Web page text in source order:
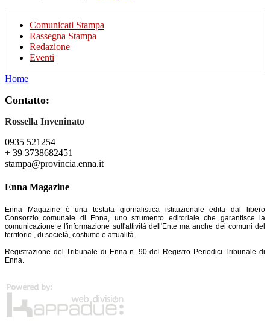
Comunicati Stampa
Rassegna Stampa
Redazione
Eventi
Home
Contatto:
Rossella Inveninato
0935 521254
+ 39 3738682451
stampa@provincia.enna.it
Enna Magazine
Enna Magazine è una testata giornalistica istituzionale edita dal libero
Consorzio comunale di Enna, uno strumento editoriale che garantisce la
comunicazione e l'informazione sull'attività dell'Ente ma anche dei comuni del
territorio , di società, costume e attualità.
Registrazione del Tribunale di Enna n. 90 del Registro Periodici Tribunale di
Enna.